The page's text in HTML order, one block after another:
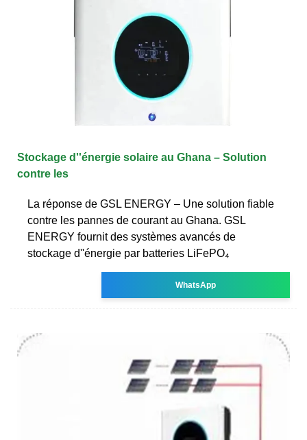
Stockage d''énergie solaire au Ghana – Solution
contre les
La réponse de GSL ENERGY – Une solution fiable
contre les pannes de courant au Ghana. GSL
ENERGY fournit des systèmes avancés de
stockage d''énergie par batteries LiFePO₄
WhatsApp